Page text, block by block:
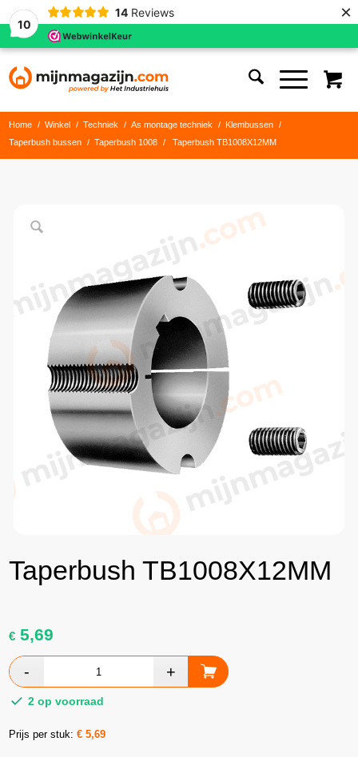
10
14 Reviews ×
Home / Winkel / Techniek / As montage techniek / Klembussen
/
Taperbush bussen
/ Taperbush 1008 / Taperbush TB1008X12MM
Taperbush TB1008X12MM
€ 5,69
2 op voorraad
Prijs per stuk:€5,69